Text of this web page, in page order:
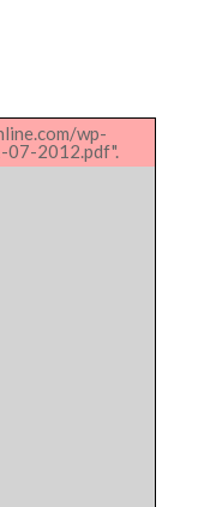
wp-
2012.pdf".